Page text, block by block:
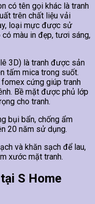
có tên gọi khác là tranh
trên chất liệu vải
loại mực được sử
màu in đẹp, tươi sáng,
3D) là tranh được sản
tấm mica trong suốt.
cứng giúp tranh
Bề mặt được phủ lớp
cho tranh.
bụi bẩn, chống ẩm
20 năm sử dụng.
và khăn sạch để lau,
xước mặt tranh.
S Home